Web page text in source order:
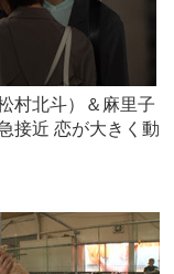
村北斗）＆麻里子
接近 恋が大きく動